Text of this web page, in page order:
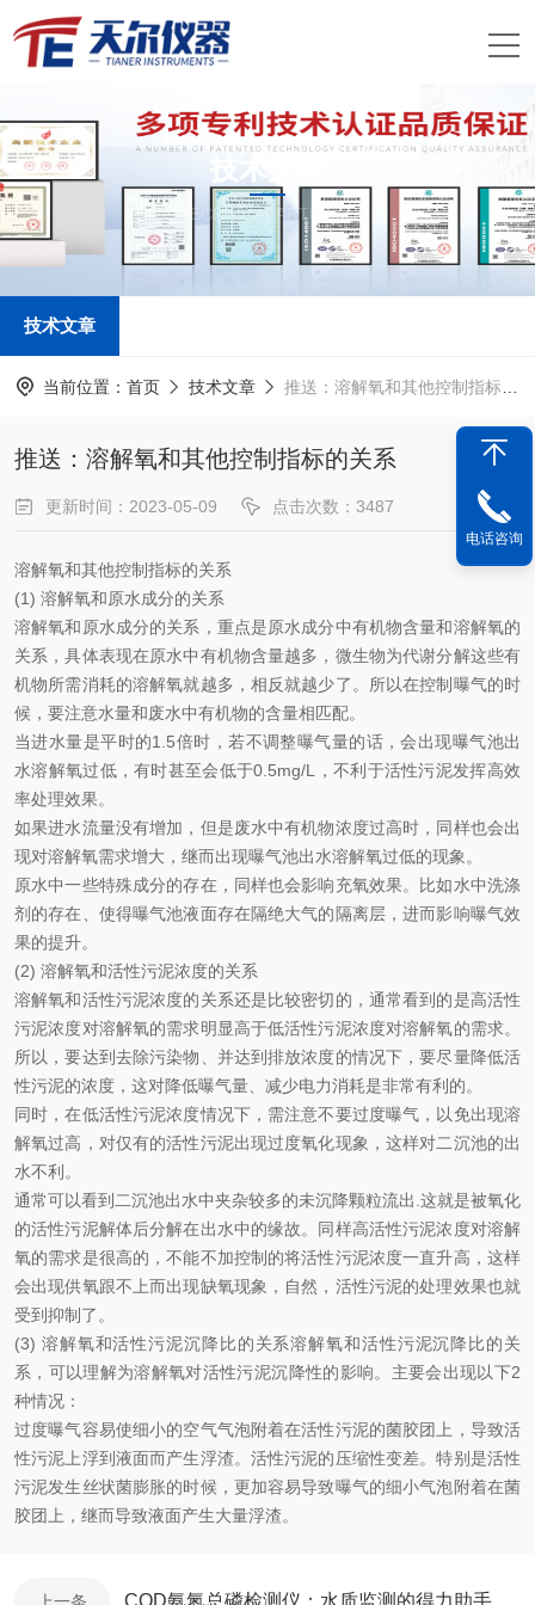
技术文章
TECHNICAL ARTICLES
技术文章
当前位置： 首页 技术文章 推送：溶解氧和其他控制指标的关系
推送：溶解氧和其他控制指标的关系
更新时间：2023-05-09 点击次数：3487
溶解氧和其他控制指标的关系
(1) 溶解氧和原水成分的关系
溶解氧和原水成分的关系，重点是原水成分中有机物含量和溶解氧的
关系，具体表现在原水中有机物含量越多，微生物为代谢分解这些有
机物所需消耗的溶解氧就越多，相反就越少了。所以在控制曝气的时
候，要注意水量和废水中有机物的含量相匹配。
当进水量是平时的1.5倍时，若不调整曝气量的话，会出现曝气池出
水溶解氧过低，有时甚至会低于0.5mg/L，不利于活性污泥发挥高效
率处理效果。
如果进水流量没有增加，但是废水中有机物浓度过高时，同样也会出
现对溶解氧需求增大，继而出现曝气池出水溶解氧过低的现象。
原水中一些特殊成分的存在，同样也会影响充氧效果。比如水中洗涤
剂的存在、使得曝气池液面存在隔绝大气的隔离层，进而影响曝气效
果的提升。
(2) 溶解氧和活性污泥浓度的关系
溶解氧和活性污泥浓度的关系还是比较密切的，通常看到的是高活性
污泥浓度对溶解氧的需求明显高于低活性污泥浓度对溶解氧的需求。
所以，要达到去除污染物、并达到排放浓度的情况下，要尽量降低活
性污泥的浓度，这对降低曝气量、减少电力消耗是非常有利的。
同时，在低活性污泥浓度情况下，需注意不要过度曝气，以免出现溶
解氧过高，对仅有的活性污泥出现过度氧化现象，这样对二沉池的出
水不利。
通常可以看到二沉池出水中夹杂较多的未沉降颗粒流出.这就是被氧化
的活性污泥解体后分解在出水中的缘故。同样高活性污泥浓度对溶解
氧的需求是很高的，不能不加控制的将活性污泥浓度一直升高，这样
会出现供氧跟不上而出现缺氧现象，自然，活性污泥的处理效果也就
受到抑制了。
(3) 溶解氧和活性污泥沉降比的关系溶解氧和活性污泥沉降比的关
系，可以理解为溶解氧对活性污泥沉降性的影响。主要会出现以下2
种情况：
过度曝气容易使细小的空气气泡附着在活性污泥的菌胶团上，导致活
性污泥上浮到液面而产生浮渣。活性污泥的压缩性变差。特别是活性
污泥发生丝状菌膨胀的时候，更加容易导致曝气的细小气泡附着在菌
胶团上，继而导致液面产生大量浮渣。
COD氨氮总磷检测仪：水质监测的得力助手
电话咨询